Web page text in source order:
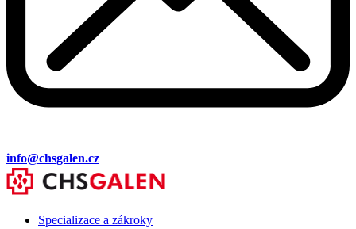
info@chsgalen.cz
Specializace a zákroky